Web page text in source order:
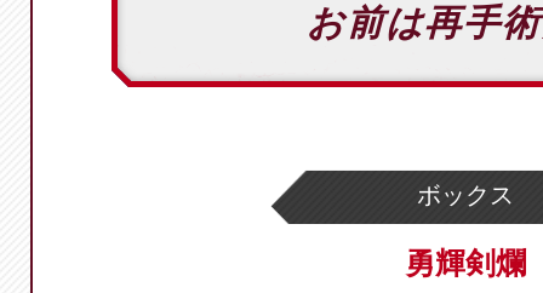
お前は再手
ボックス
勇輝剣爛